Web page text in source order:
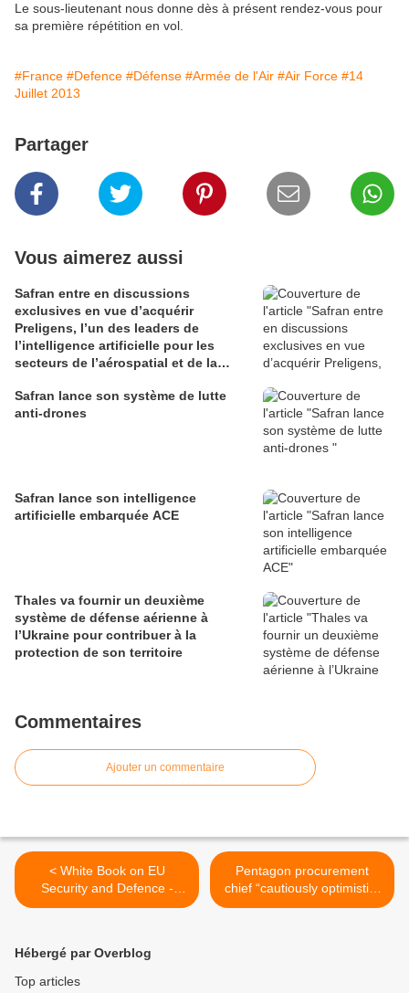
Le sous-lieutenant nous donne dès à présent rendez-vous pour
sa première répétition en vol.
#France #Defence #Défense #Armée de l'Air #Air Force #14
Juillet 2013
Partager
Vous aimerez aussi
Safran entre en discussions
exclusives en vue d’acquérir
Preligens, l’un des leaders de
l’intelligence artificielle pour les
secteurs de l’aérospatial et de la
Safran lance son système de lutte
anti-drones
Safran lance son intelligence
artificielle embarquée ACE
Thales va fournir un deuxième
système de défense aérienne à
l’Ukraine pour contribuer à la
protection de son territoire
Commentaires
Ajouter un commentaire
< White Book on EU
Security and Defence -
Subcommittee on Security
Pentagon procurement
chief “cautiously optimistic”
about F-35 production
Hébergé par Overblog
Top articles